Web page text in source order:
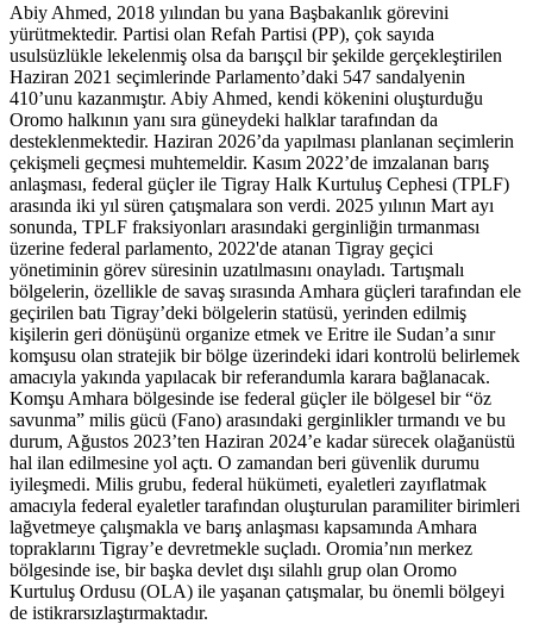
Abiy Ahmed, 2018 yılından bu yana Başbakanlık görevini
yürütmektedir. Partisi olan Refah Partisi (PP), çok sayıda
usulsüzlükle lekelenmiş olsa da barışçıl bir şekilde gerçekleştirilen
Haziran 2021 seçimlerinde Parlamento’daki 547 sandalyenin
410’unu kazanmıştır. Abiy Ahmed, kendi kökenini oluşturduğu
Oromo halkının yanı sıra güneydeki halklar tarafından da
desteklenmektedir. Haziran 2026’da yapılması planlanan seçimlerin
çekişmeli geçmesi muhtemeldir. Kasım 2022’de imzalanan barış
anlaşması, federal güçler ile Tigray Halk Kurtuluş Cephesi (TPLF)
arasında iki yıl süren çatışmalara son verdi. 2025 yılının Mart ayı
sonunda, TPLF fraksiyonları arasındaki gerginliğin tırmanması
üzerine federal parlamento, 2022'de atanan Tigray geçici
yönetiminin görev süresinin uzatılmasını onayladı. Tartışmalı
bölgelerin, özellikle de savaş sırasında Amhara güçleri tarafından ele
geçirilen batı Tigray’deki bölgelerin statüsü, yerinden edilmiş
kişilerin geri dönüşünü organize etmek ve Eritre ile Sudan’a sınır
komşusu olan stratejik bir bölge üzerindeki idari kontrolü belirlemek
amacıyla yakında yapılacak bir referandumla karara bağlanacak.
Komşu Amhara bölgesinde ise federal güçler ile bölgesel bir “öz
savunma” milis gücü (Fano) arasındaki gerginlikler tırmandı ve bu
durum, Ağustos 2023’ten Haziran 2024’e kadar sürecek olağanüstü
hal ilan edilmesine yol açtı. O zamandan beri güvenlik durumu
iyileşmedi. Milis grubu, federal hükümeti, eyaletleri zayıflatmak
amacıyla federal eyaletler tarafından oluşturulan paramiliter birimleri
lağvetmeye çalışmakla ve barış anlaşması kapsamında Amhara
topraklarını Tigray’e devretmekle suçladı. Oromia’nın merkez
bölgesinde ise, bir başka devlet dışı silahlı grup olan Oromo
Kurtuluş Ordusu (OLA) ile yaşanan çatışmalar, bu önemli bölgeyi
de istikrarsızlaştırmaktadır.